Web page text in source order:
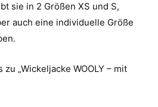
sie in 2 Größen XS und S,
auch eine individuelle Größe
„Wickeljacke WOOLY – mit